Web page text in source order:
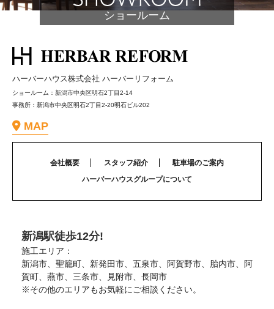
ショールーム
ハーバーハウス株式会社 ハーバーリフォーム
ショールーム：新潟市中央区明石2丁目2-14
事務所：新潟市中央区明石2丁目2-20明石ビル202
MAP
会社概要 スタッフ紹介
駐車場のご案内
ハーバーハウスグループについて
新潟駅徒歩12分!
施工エリア：
新潟市、聖籠町、新発田市、五泉市、阿賀野市、胎内市、阿
賀町、燕市、三条市、見附市、長岡市
※その他のエリアもお気軽にご相談ください。